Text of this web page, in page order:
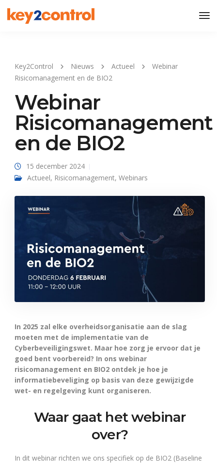
Key2Control Nieuws Actueel
Webinar
Risicomanagement en de BIO2
Webinar
Risicomanagement
en de BIO2
15 december 2024
Actueel, Risicomanagement, Webinars
In 2025 zal elke overheidsorganisatie aan de slag
moeten met de implementatie van de
Cyberbeveiligingswet. Maar hoe zorg je ervoor dat je
goed bent voorbereid? In ons webinar
risicomanagement en BIO2 ontdek je hoe je
informatiebeveliging op basis van deze gewijzigde
wet- en regelgeving kunt organiseren.
Waar gaat het webinar
over?
In dit webinar richten we ons specifiek op de BIO2 (Baseline